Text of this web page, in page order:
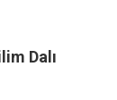
Dalı